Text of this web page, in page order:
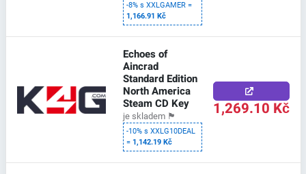
-8% s XXLGAMER =
1,166.91 Kč
Echoes of
Aincrad
Standard Edition
North America
Steam CD Key
je skladem 🏴
-10% s XXLG10DEAL
=1,142.19 Kč
1,269.10 Kč